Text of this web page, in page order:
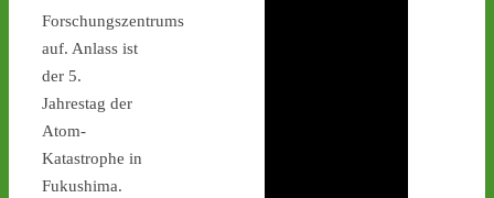
Forschungszentrums
auf. Anlass ist
der 5.
Jahrestag der
Atom-
Katastrophe in
Fukushima.